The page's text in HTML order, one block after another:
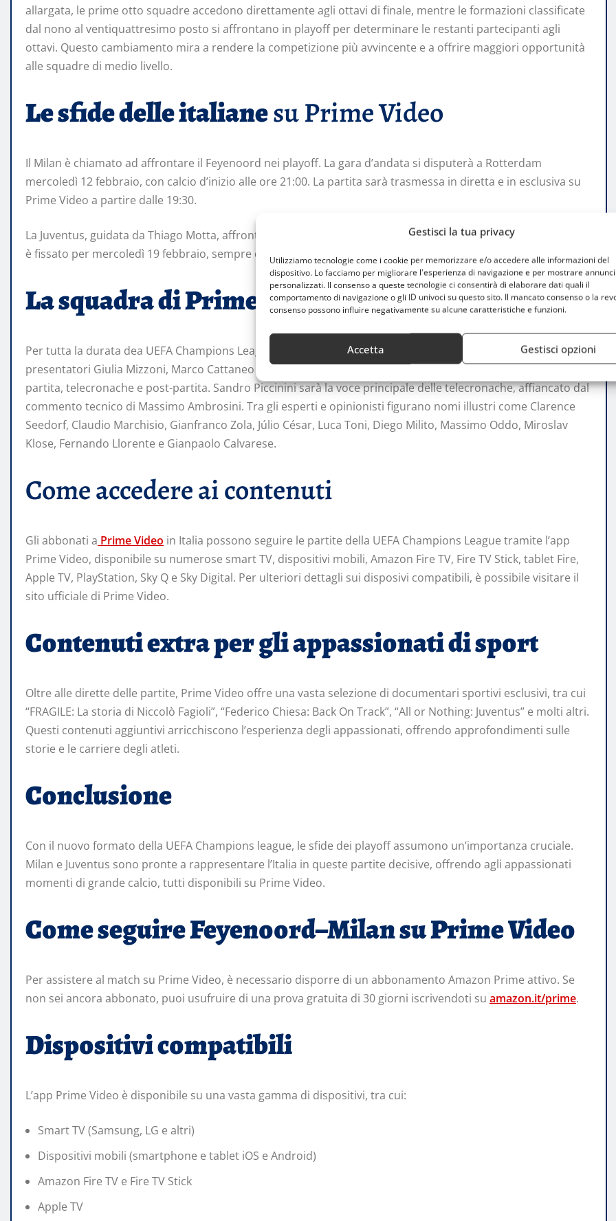
Gestisci la tua privacy
Utilizziamo tecnologie come i cookie per memorizzare e/o accedere alle informazioni del
dispositivo. Lo facciamo per migliorare l'esperienza di navigazione e per mostrare
personalizzati. Il consenso a queste tecnologie ci consentirà di elaborare dati quali il
comportamento di navigazione o gli ID univoci su questo sito. Il mancato consenso o la
consenso possono influire negativamente su alcune caratteristiche e funzioni.
Accetta Gestisci opzioni
allargata, le prime otto squadre accedono direttamente agli ottavi di finale, mentre le formazioni classificate
dal nono al ventiquattresimo posto si affrontano in playoff per determinare le restanti partecipanti agli
ottavi. Questo cambiamento mira a rendere la competizione più avvincente e a offrire maggiori opportunità
alle squadre di medio livello.
Le sfide delle italianesu Prime Video
Il Milan è chiamato ad affrontare il Feyenoord nei playoff. La gara d’andata si disputerà a Rotterdam
mercoledì 12 febbraio, con calcio d’inizio alle ore 21:00. La partita sarà trasmessa in diretta e in esclusiva su
Prime Video a partire dalle 19:30.
La Juventus, guidata da Thiago Motta, affronterà il PSV Eindhoven nel match di ritorno dei playoff. L’incontro
è fissato per mercoledì 19 febbraio, sempre con inizio alle 21:00 e copertura live su Prime Video dalle 19:30.
La squadra di Prime Video
Per tutta la durata dea UEFA Champions League, Prime Video offre una copertura completa degli eventi. I
presentatori Giulia Mizzoni, Marco Cattaneo e Alessia Tarquinio guideranno gli spettatori attraverso pre-
partita, telecronache e post-partita. Sandro Piccinini sarà la voce principale delle telecronache, affiancato dal
commento tecnico di Massimo Ambrosini. Tra gli esperti e opinionisti figurano nomi illustri come Clarence
Seedorf, Claudio Marchisio, Gianfranco Zola, Júlio César, Luca Toni, Diego Milito, Massimo Oddo, Miroslav
Klose, Fernando Llorente e Gianpaolo Calvarese.
Come accedere ai contenuti
Gli abbonati a Prime Video in Italia possono seguire le partite della UEFA Champions League tramite l’app
Prime Video, disponibile su numerose smart TV, dispositivi mobili, Amazon Fire TV, Fire TV Stick, tablet Fire,
Apple TV, PlayStation, Sky Q e Sky Digital. Per ulteriori dettagli sui disposivi compatibili, è possibile visitare il
sito ufficiale di Prime Video.
Contenuti extra per gli appassionati di sport
Oltre alle dirette delle partite, Prime Video offre una vasta selezione di documentari sportivi esclusivi, tra cui
“FRAGILE: La storia di Niccolò Fagioli”, “Federico Chiesa: Back On Track”, “All or Nothing: Juventus” e molti altri.
Questi contenuti aggiuntivi arricchiscono l’esperienza degli appassionati, offrendo approfondimenti sulle
storie e le carriere degli atleti.
Conclusione
Con il nuovo formato della UEFA Champions league, le sfide dei playoff assumono un’importanza cruciale.
Milan e Juventus sono pronte a rappresentare l’Italia in queste partite decisive, offrendo agli appassionati
momenti di grande calcio, tutti disponibili su Prime Video.
Come seguire Feyenoord–Milan su Prime Video
Per assistere al match su Prime Video, è necessario disporre di un abbonamento Amazon Prime attivo. Se
non sei ancora abbonato, puoi usufruire di una prova gratuita di 30 giorni iscrivendoti su amazon.it/prime.
Dispositivi compatibili
L’app Prime Video è disponibile su una vasta gamma di dispositivi, tra cui:
Smart TV (Samsung, LG e altri)
Dispositivi mobili (smartphone e tablet iOS e Android)
Amazon Fire TV e Fire TV Stick
Apple TV